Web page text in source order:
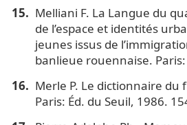
Melliani F. La Langue du
de l’espace et identités
jeunes issus de
banlieue rouennaise.
Merle P. Le dictionnaire du
Paris: Éd. du Seuil, 1986.